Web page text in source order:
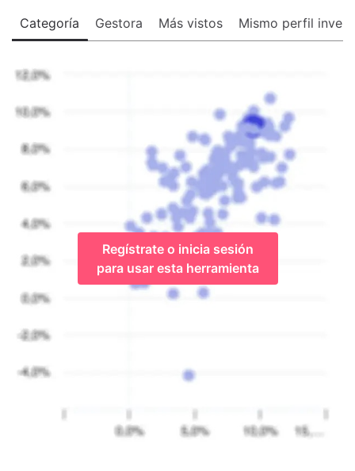
Categoría Gestora Más vistos Mismo perfil
Regístrate o inicia sesión
para usar esta herramienta